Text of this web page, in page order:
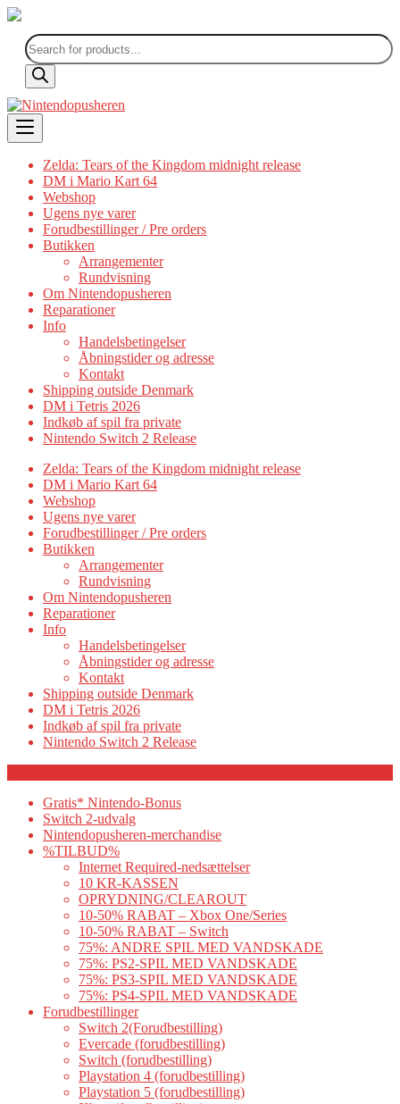
Products
search
Skip
to
content
Zelda: Tears of the Kingdom midnight release
DM i Mario Kart 64
Webshop
Ugens nye varer
Forudbestillinger / Pre orders
Butikken
Arrangementer
Rundvisning
Om Nintendopusheren
Reparationer
Info
Handelsbetingelser
Åbningstider og adresse
Kontakt
Shipping outside Denmark
DM i Tetris 2026
Indkøb af spil fra private
Nintendo Switch 2 Release
Zelda: Tears of the Kingdom midnight release
DM i Mario Kart 64
Webshop
Ugens nye varer
Forudbestillinger / Pre orders
Butikken
Arrangementer
Rundvisning
Om Nintendopusheren
Reparationer
Info
Handelsbetingelser
Åbningstider og adresse
Kontakt
Shipping outside Denmark
DM i Tetris 2026
Indkøb af spil fra private
Nintendo Switch 2 Release
Gratis* Nintendo-Bonus
Switch 2-udvalg
Nintendopusheren-merchandise
%TILBUD%
Internet Required-nedsættelser
10 KR-KASSEN
OPRYDNING/CLEAROUT
10-50% RABAT – Xbox One/Series
10-50% RABAT – Switch
75%: ANDRE SPIL MED VANDSKADE
75%: PS2-SPIL MED VANDSKADE
75%: PS3-SPIL MED VANDSKADE
75%: PS4-SPIL MED VANDSKADE
Forudbestillinger
Switch 2(Forudbestilling)
Evercade (forudbestilling)
Switch (forudbestilling)
Playstation 4 (forudbestilling)
Playstation 5 (forudbestilling)